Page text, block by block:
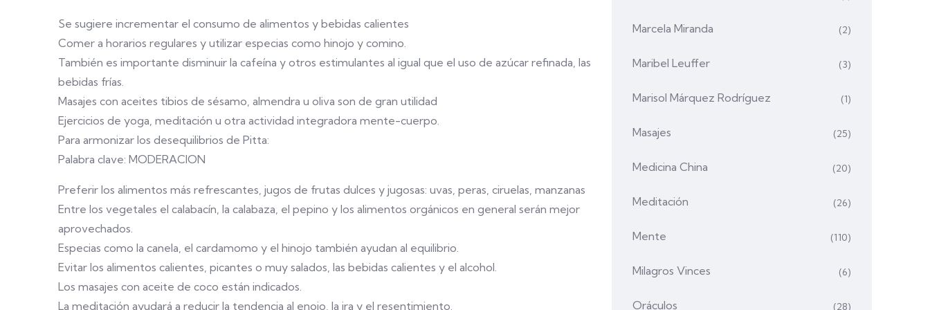
Se sugiere incrementar el consumo de alimentos y bebidas calientes
Comer a horarios regulares y utilizar especias como hinojo y comino.
También es importante disminuir la cafeína y otros estimulantes al igual que el uso de azúcar refinada, las
bebidas frías.
Masajes con aceites tibios de sésamo, almendra u oliva son de gran utilidad
Ejercicios de yoga, meditación u otra actividad integradora mente-cuerpo.
Para armonizar los desequilibrios de Pitta:
Palabra clave: MODERACION
Preferir los alimentos más refrescantes, jugos de frutas dulces y jugosas: uvas, peras, ciruelas, manzanas
Entre los vegetales el calabacín, la calabaza, el pepino y los alimentos orgánicos en general serán mejor
aprovechados.
Especias como la canela, el cardamomo y el hinojo también ayudan al equilibrio.
Evitar los alimentos calientes, picantes o muy salados, las bebidas calientes y el alcohol.
Los masajes con aceite de coco están indicados.
La meditación ayudará a reducir la tendencia al enojo, la ira y el resentimiento.
Marcela Miranda (2)
Maribel Leuffer (3)
Marisol Márquez Rodríguez (1)
Masajes (25)
Medicina China (20)
Meditación (26)
Mente (110)
Milagros Vinces (6)
Oráculos (28)